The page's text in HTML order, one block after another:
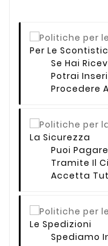
Per Le
Se Hai
Potrai
Procedere
La Sicurezza
Puoi
Tramite Il
Accetta
Le Spedizioni
Spediamo